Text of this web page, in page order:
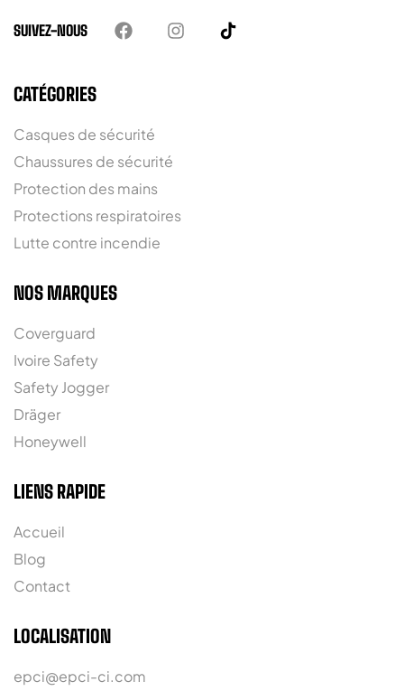
SUIVEZ-NOUS
CATÉGORIES
Casques de sécurité
Chaussures de sécurité
Protection des mains
Protections respiratoires
Lutte contre incendie
NOS MARQUES
Coverguard
Ivoire Safety
Safety Jogger
Dräger
Honeywell
LIENS RAPIDE
Accueil
Blog
Contact
LOCALISATION
epci@epci-ci.com